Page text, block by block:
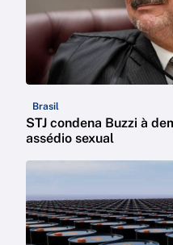
Brasil
STJ condena Buzzi à
assédio sexual